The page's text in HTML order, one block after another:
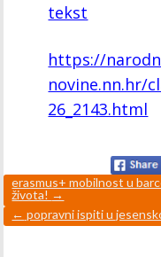
tekst
https://
novine.nn.hr/
26_2143.html
erasmus+ mobilnost u
života! →
← popravni ispiti u